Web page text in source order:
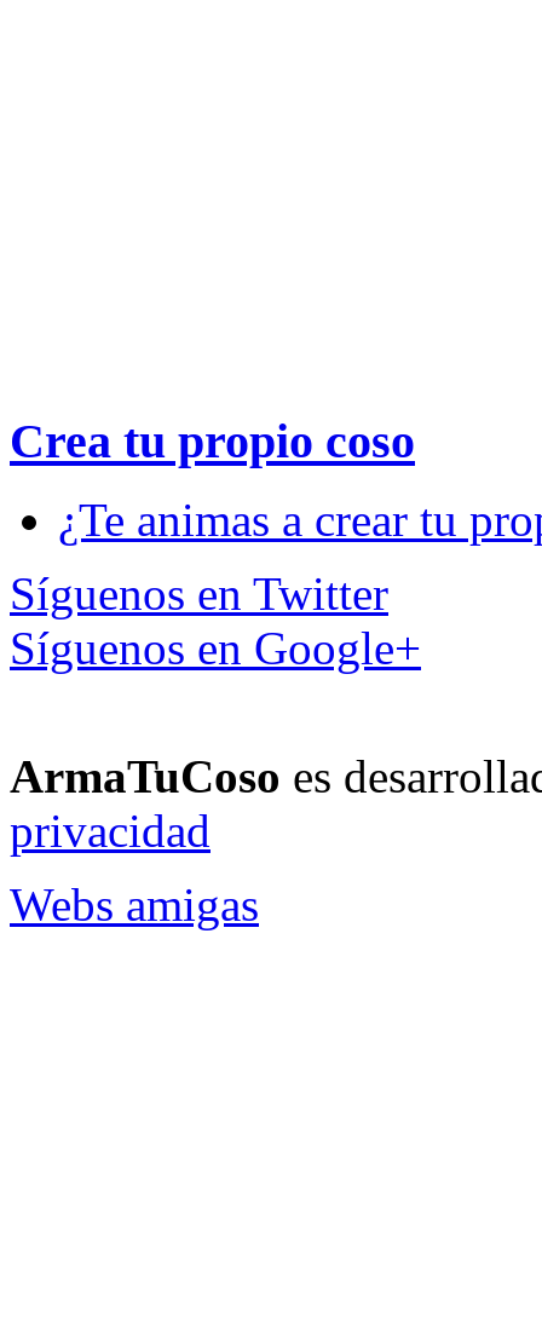
Crea tu propio coso
¿Te animas a crear tu
Síguenos en Twitter
Síguenos en Google+
ArmaTuCoso es
privacidad
Webs amigas